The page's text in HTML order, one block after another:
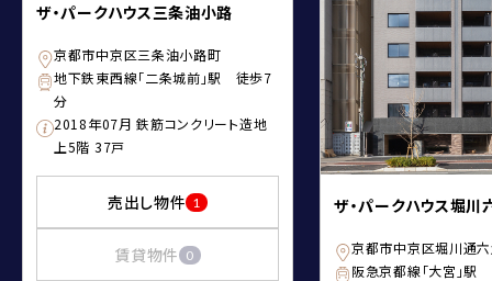
ザ・パークハウス三条油小路
京都市中京区三条油小路町
地下鉄東西線「二条城前」駅 徒歩7
分
2018年07月 鉄筋コンクリート造地
上5階 37戸
売出し物件 1
賃貸物件 0
ザ・パークハウス堀川
京都市中京区堀川通
阪急京都線「大宮」